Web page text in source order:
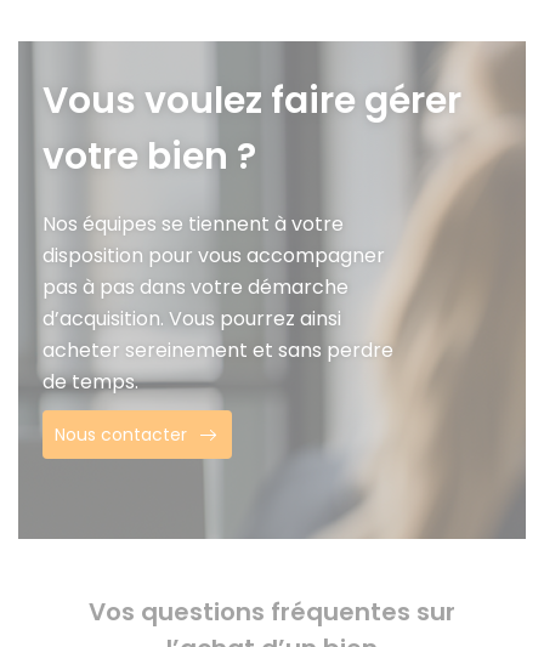
Vous voulez faire gérer
votre bien ?
Nos équipes se tiennent à votre
disposition pour vous accompagner
pas à pas dans votre démarche
d’acquisition. Vous pourrez ainsi
acheter sereinement et sans perdre
de temps.
Nous contacter
Vos questions fréquentes sur